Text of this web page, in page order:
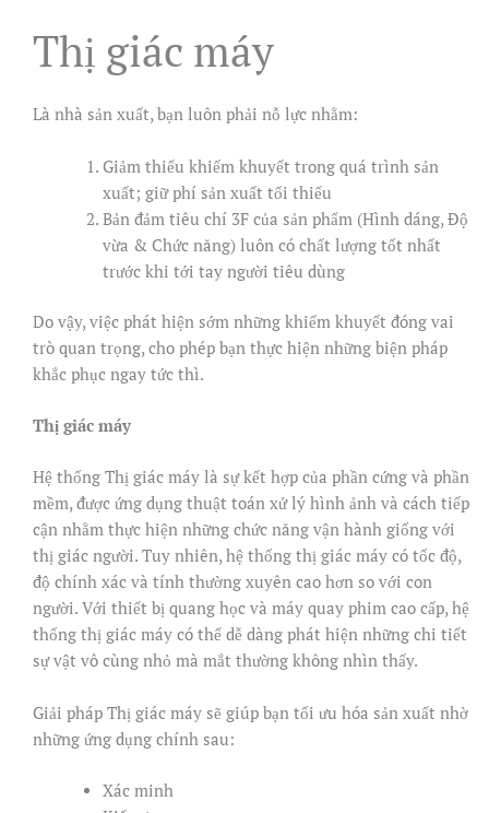
Thị giác máy
Là nhà sản xuất, bạn luôn phải nỗ lực nhằm:
Giảm thiểu khiếm khuyết trong quá trình sản
xuất; giữ phí sản xuất tối thiểu
Bản đảm tiêu chí 3F của sản phẩm (Hình dáng, Độ
vừa & Chức năng) luôn có chất lượng tốt nhất
trước khi tới tay người tiêu dùng
Do vậy, việc phát hiện sớm những khiếm khuyết đóng vai
trò quan trọng, cho phép bạn thực hiện những biện pháp
khắc phục ngay tức thì.
Thị giác máy
Hệ thống Thị giác máy là sự kết hợp của phần cứng và phần
mềm, được ứng dụng thuật toán xử lý hình ảnh và cách tiếp
cận nhằm thực hiện những chức năng vận hành giống với
thị giác người. Tuy nhiên, hệ thống thị giác máy có tốc độ,
độ chính xác và tính thường xuyên cao hơn so với con
người. Với thiết bị quang học và máy quay phim cao cấp, hệ
thống thị giác máy có thể dễ dàng phát hiện những chi tiết
sự vật vô cùng nhỏ mà mắt thường không nhìn thấy.
Giải pháp Thị giác máy sẽ giúp bạn tối ưu hóa sản xuất nhờ
những ứng dụng chính sau:
Xác minh